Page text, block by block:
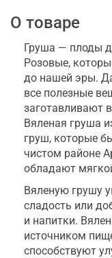
О товаре
Груша — плоды
Розовые,
до нашей эры.
все полезные
заготавливают
Вяленая груша
груш, которые
чистом районе
обладают
Вяленую грушу
сладость или
и напитки.
источником
способствуют